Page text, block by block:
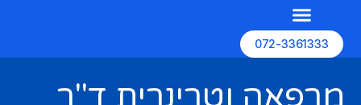
072-3361333
מרפאה וטרינרית ד"ר